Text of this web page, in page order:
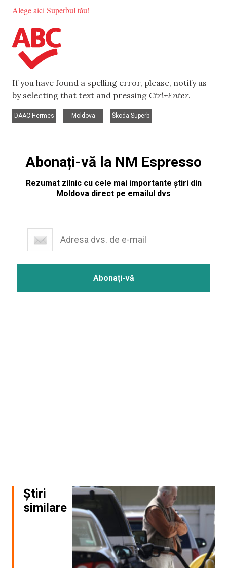
Alege aici Superbul tău!
If you have found a spelling error, please, notify us
by selecting that text and pressing Ctrl+Enter.
DAAC-Hermes
Moldova
Škoda Superb
Abonați-vă la NM Espresso
Rezumat zilnic cu cele mai importante știri din
Moldova direct pe emailul dvs
Știri
similare